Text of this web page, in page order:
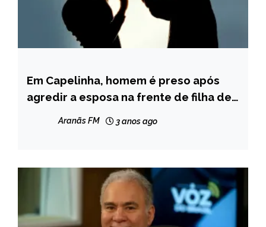
CAPELINHA
NOTÍCIAS
Em Capelinha, homem é preso após
agredir a esposa na frente de filha de
Aranãs FM 3 anos ago